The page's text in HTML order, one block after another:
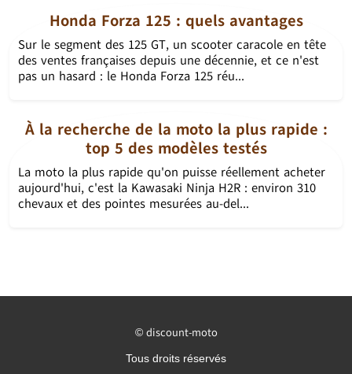
Honda Forza 125 : quels avantages
Sur le segment des 125 GT, un scooter caracole en tête
des ventes françaises depuis une décennie, et ce n'est
pas un hasard : le Honda Forza 125 réu...
À la recherche de la moto la plus rapide :
top 5 des modèles testés
La moto la plus rapide qu'on puisse réellement acheter
aujourd'hui, c'est la Kawasaki Ninja H2R : environ 310
chevaux et des pointes mesurées au-del...
© discount-moto
Tous droits réservés